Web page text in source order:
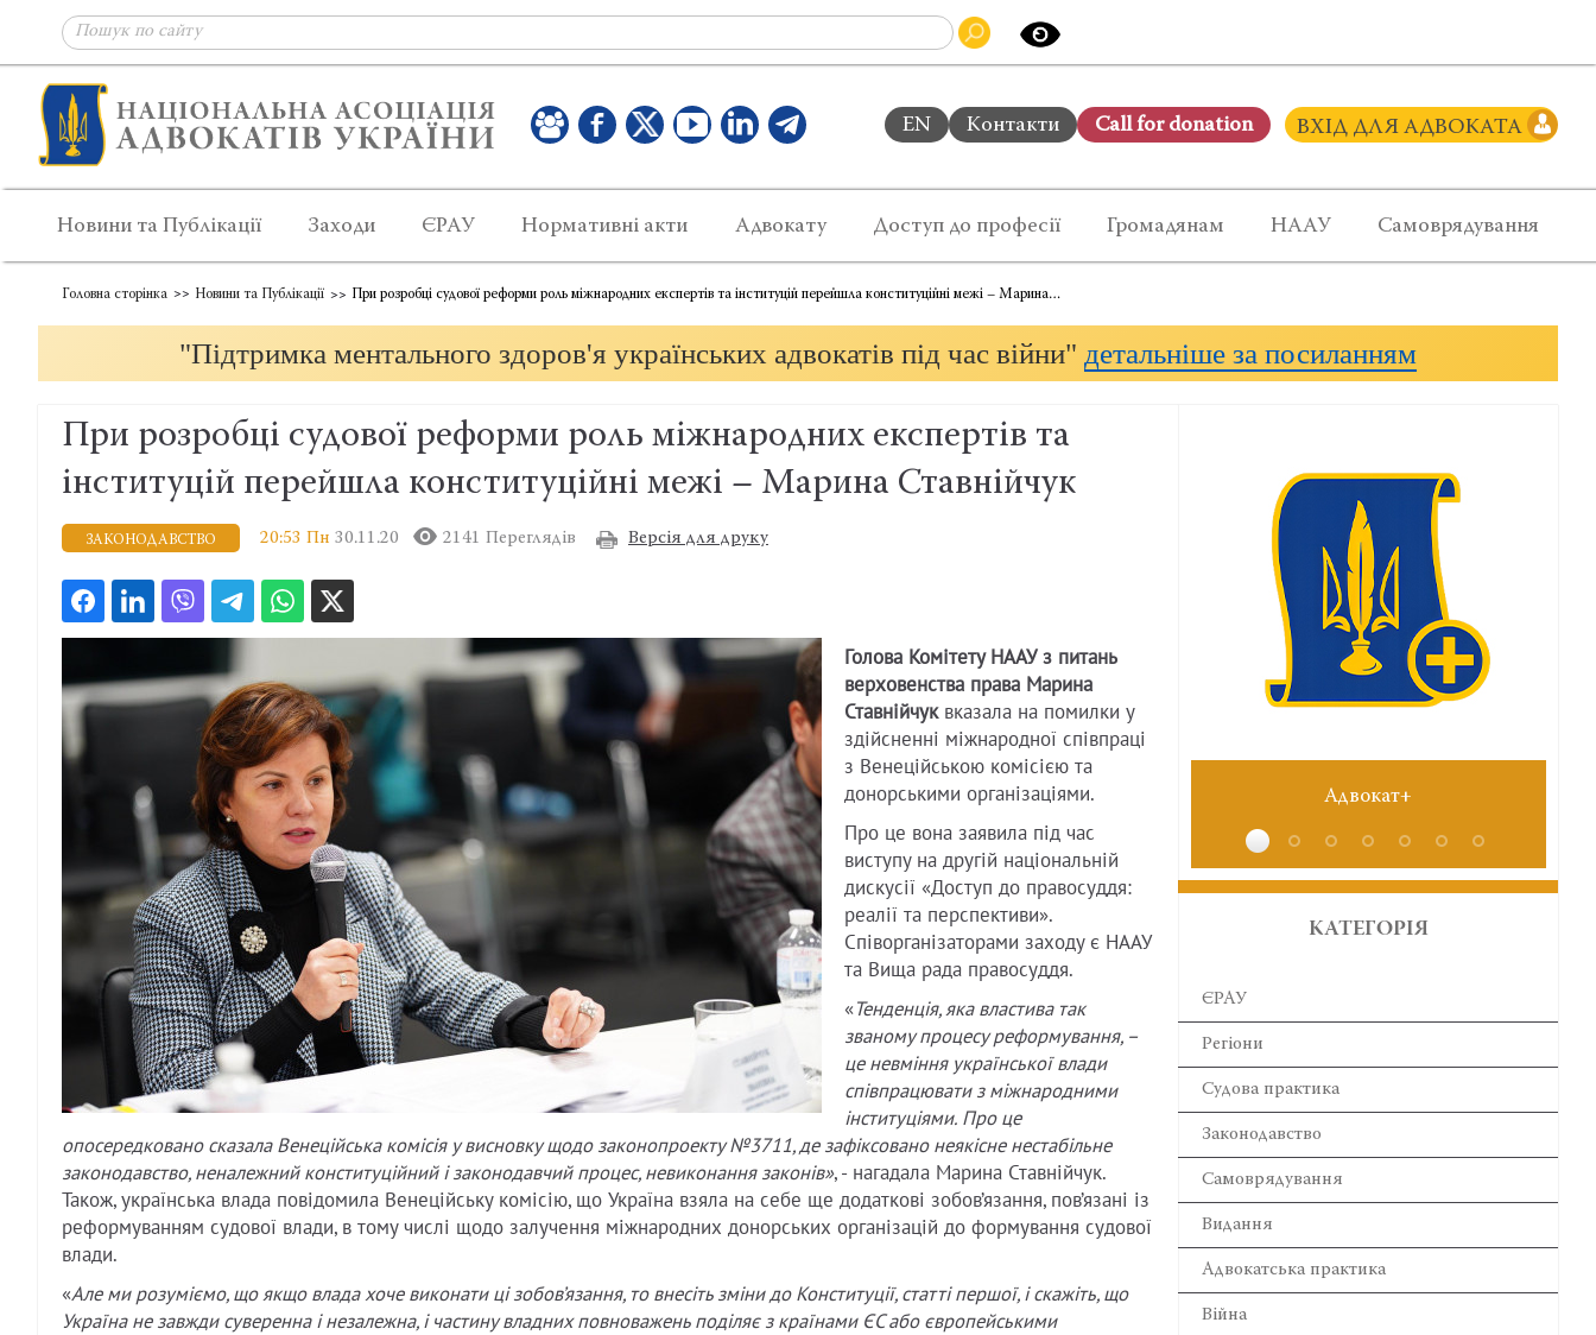
EN Контакти Сall for donation ВХІД ДЛЯ АДВОКАТА
Новини та Публікації Заходи ЄРАУ Нормативні акти Адвокату Доступ до професії Громадянам НААУ Самоврядування
Головна сторінка Новини та Публікації При розробці судової реформи роль міжнародних експертів та інституцій перейшла конституційні межі – Марина…
"Підтримка ментального здоров'я українських адвокатів під час війни" детальніше за посиланням
При розробці судової реформи роль міжнародних експертів та
інституцій перейшла конституційні межі – Марина Ставнійчук
ЗАКОНОДАВСТВО 20:53 Пн 30.11.20 2141 Переглядів Версія для друку
Голова Комітету НААУ з питань
верховенства права Марина
Ставнійчуквказала на помилки у
здійсненні міжнародної співпраці
з Венеційською комісією та
донорськими організаціями.
Про це вона заявила під час
виступу на другій національній
дискусії «Доступ до правосуддя:
реалії та перспективи».
Співорганізаторами заходу є НААУ
та Вища рада правосуддя.
«Тенденція, яка властива так
званому процесу реформування, –
це невміння української влади
співпрацювати з міжнародними
інституціями. Про це
опосередковано сказала Венеційська комісія у висновку щодо законопроекту №3711, де зафіксовано неякісне нестабільне
законодавство, неналежний конституційний і законодавчий процес, невиконання законів», - нагадала Марина Ставнійчук.
Також, українська влада повідомила Венеційську комісію, що Україна взяла на себе ще додаткові зобов’язання, пов’язані із
реформуванням судової влади, в тому числі щодо залучення міжнародних донорських організацій до формування судової
влади.
«Але ми розуміємо, що якщо влада хоче виконати ці зобов’язання, то внесіть зміни до Конституції, статті першої, і скажіть, що
Україна не завжди суверенна і незалежна, і частину владних повноважень поділяє з країнами ЄС або європейськими
КАТЕГОРІЯ
ЄРАУ
Регіони
Cудова практика
Законодавство
Самоврядування
Видання
Адвокатська практика
Війна